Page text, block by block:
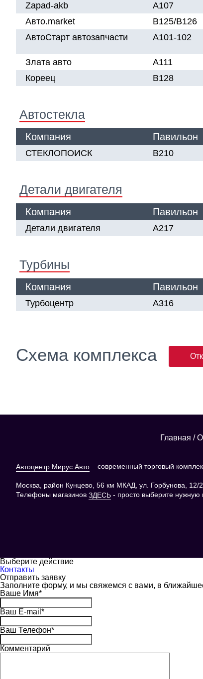
Zapad-akb
A107
Авто.market
В125/В126
АвтоСтарт автозапчасти
А101-102
Злата авто
А111
Кореец
В128
Автостекла
Компания Павильон
СТЕКЛОПОИСК В210
Детали двигателя
Компания Павильон
Детали двигателя А217
Турбины
Компания Павильон
Турбоцентр А316
Схема комплекса
Главная / О
Автоцентр Мирус Авто – современный торговый
Москва, район Кунцево, 56 км МКАД, ул. Горбунова, 12/
Телефоны магазинов ЗДЕСЬ - просто выберите
Выберите действие
Контакты
Отправить заявку
Заполните форму, и мы свяжемся с вами, в
Ваше Имя*
Ваш E-mail *
Ваш Телефон*
Комментарий